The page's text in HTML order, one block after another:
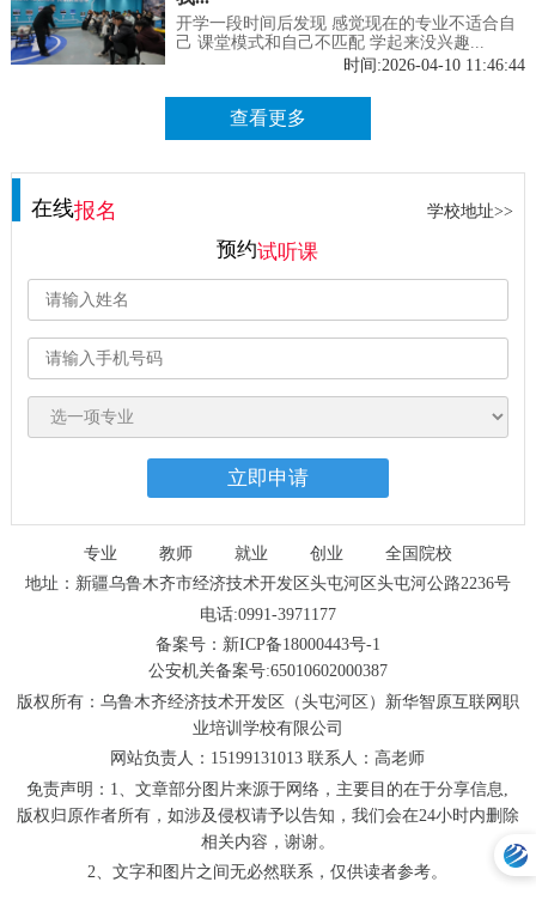
开学一段时间后发现 感觉现在的专业不适合自
己 课堂模式和自己不匹配 学起来没兴趣...
时间:2026-04-10 11:46:44
查看更多
在线报名 学校地址>>
预约试听课
专业 教师 就业 创业
全国院校
地址：新疆乌鲁木齐市经济技术开发区头屯河区头屯河公路2236号
电话:0991-3971177
备案号：新ICP备18000443号-1
公安机关备案号:65010602000387
版权所有：乌鲁木齐经济技术开发区（头屯河区）新华智原互联网职
业培训学校有限公司
网站负责人：15199131013 联系人：高老师
免责声明：1、文章部分图片来源于网络，主要目的在于分享信息,
版权归原作者所有，如涉及侵权请予以告知，我们会在24小时内删除
相关内容，谢谢。
2、文字和图片之间无必然联系，仅供读者参考。